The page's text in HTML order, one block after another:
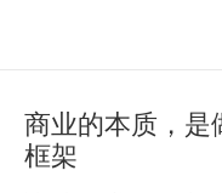
商业的本质，
框架